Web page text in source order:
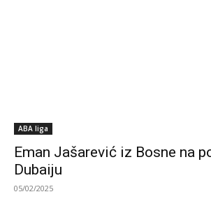
ABA liga
Eman Jašarević iz Bosne na
Dubaiju
05/02/2025